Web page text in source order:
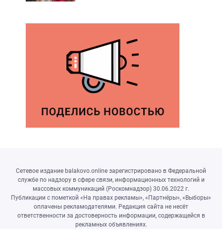
Сетевое издание balakovo.online зарегистрировано в Федеральной
службе по надзору в сфере связи, информационных технологий и
массовых коммуникаций (Роскомнадзор) 30.06.2022 г.
Публикации с пометкой «На правах рекламы», «Партнёры», «Выборы»
оплачены рекламодателями. Редакция сайта не несёт
ответственности за достоверность информации, содержащейся в
рекламных объявлениях.